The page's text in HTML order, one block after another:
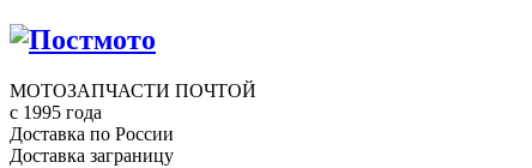
МОТОЗАПЧАСТИ ПОЧТОЙ
с 1995 года
Доставка по России
Доставка заграницу